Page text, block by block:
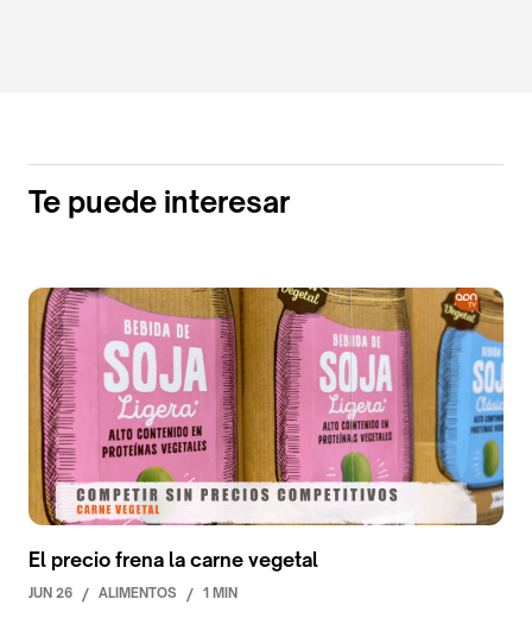
Te puede interesar
El precio frena la carne vegetal
JUN 26 / ALIMENTOS / 1 MIN